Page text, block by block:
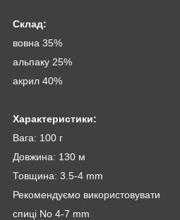
Склад:
вовна 35%
альпаку 25%
акрил 40%
Характеристики:
Вага: 100 г
Довжина: 130 м
Товщина: 3.5-4 mm
Рекомендуємо використовувати
спиці No 4-7 mm